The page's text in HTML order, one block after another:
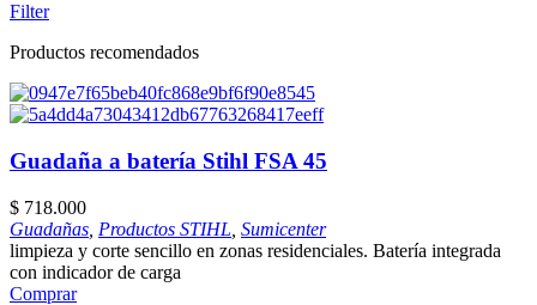
Filter
Productos recomendados
Guadaña a batería Stihl FSA 45
$ 718.000
Guadañas Productos STIHL Sumicenter
limpieza y corte sencillo en zonas residenciales. Batería integrada
con indicador de carga
Comprar